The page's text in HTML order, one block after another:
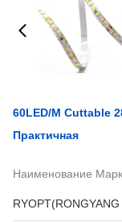
60LED/M Cuttable
Практичная
Наименование